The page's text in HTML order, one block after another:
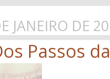
JANEIRO DE
Passos